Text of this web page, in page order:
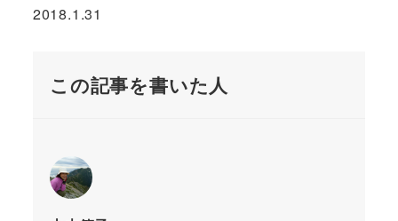
2018.1.31
この記事を書いた人